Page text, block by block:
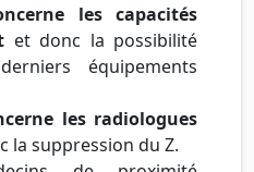
les capacités
et donc la possibilité
équipements
les radiologues
la suppression du Z.